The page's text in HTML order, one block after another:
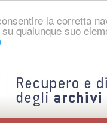
la corretta
qualunque suo